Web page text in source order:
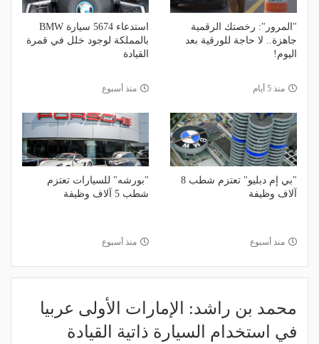
"المرور": رخصتك الرقمية
جاهزة.. لا حاجة للورقية بعد
اليوم!
منذ 5 أيام
استدعاء 5674 سيارة BMW
بالمملكة لوجود خلل في قمرة
القيادة
منذ أسبوع
"بي إم دبليو" تعتزم شطب 8
آلاف وظيفة
منذ أسبوع
"بورشه" للسيارات تعتزم
شطب 5 آلاف وظيفة
منذ أسبوع
محمد بن راشد: الإمارات الأولى عربيا
في استخدام السيارة ذاتية القيادة